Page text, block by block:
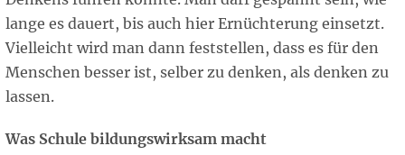
lange es dauert, bis auch hier Ernüchterung einsetzt.
Vielleicht wird man dann feststellen, dass es für den
Menschen besser ist, selber zu denken, als denken zu
lassen.
Was Schule bildungswirksam macht